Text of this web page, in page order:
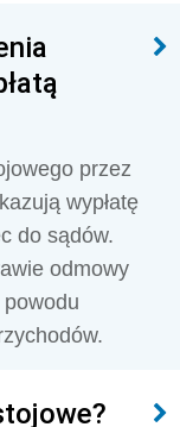
przez
wypłatę
do sądów.
odmowy